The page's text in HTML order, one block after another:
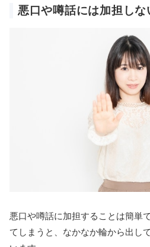
悪口や噂話には加担しな
悪口や噂話に加担することは簡単
てしまうと、なかなか輪から出し